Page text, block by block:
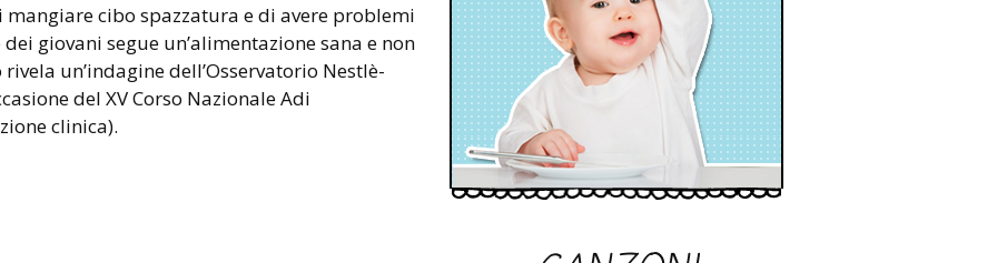
mangiare cibo spazzatura e di avere problemi
giovani segue un’alimentazione sana e non
un’indagine dell’Osservatorio Nestlè-
del XV Corso Nazionale Adi
clinica).